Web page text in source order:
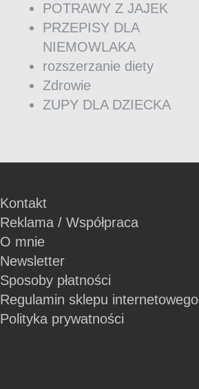
POTRAWY Z JAJEK
PRZEPISY DLA
NIEMOWLAKA
rozszerzanie diety
Zdrowie
ZUPY DLA DZIECKA
Kontakt
Reklama / Współpraca
O mnie
Newsletter
Sposoby płatności
Regulamin sklepu internetowego
Polityka prywatności